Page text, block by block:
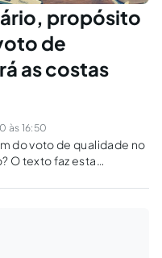
propósito
de
as costas
às 16:50
do voto de qualidade no
O texto faz esta
negocial.